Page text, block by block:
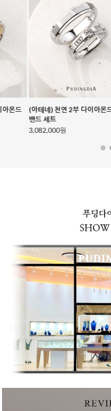
(안드리아_루아르) 천연 3부 다이아
몬드 웨딩밴드 세트
4,164,000원